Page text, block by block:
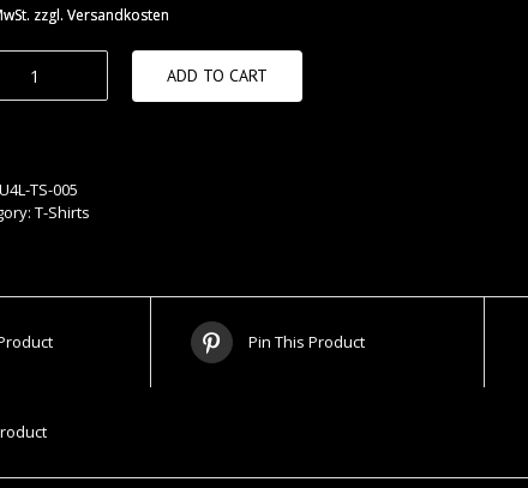
N’Shice
quantity
ADD TO CART
U4L-TS-005
T-Shirts
Pin This Product